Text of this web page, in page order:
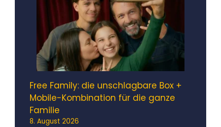
Free Family: die unschlagbare Box +
Mobile-Kombination für die ganze
Familie
8. August 2026